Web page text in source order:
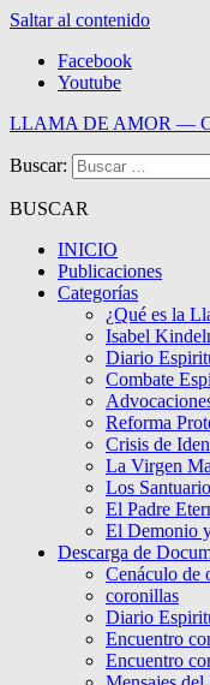
Saltar al contenido
Facebook
Youtube
LLAMA DE AMOR —
Blog de la Llama de Amor
Buscar:
BUSCAR
INICIO
Publicaciones
Categorías
¿Qué es la
Isabel
Diario
Combate
Reforma
Crisis de
La Virgen
Los
El Padre
El Demonio
Descarga de
Cenáculo de
coronillas
Diario
Encuentro
Encuentro